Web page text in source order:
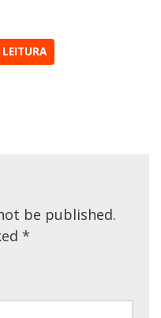
LEITURA
be published.
*